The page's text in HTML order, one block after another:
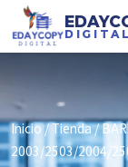
DIGITAL
Inicio/Tienda/
2003/2503/2004/